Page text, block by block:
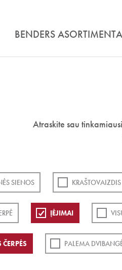
BENDERS
Atraskite sau
SIENOS KRAŠTOVAIZDIS
ĮĖJIMAI
PALEMA